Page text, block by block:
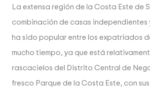
La extensa región de la Costa Este de
combinación de casas independientes
ha sido popular entre los expatriados
mucho tiempo, ya que está
rascacielos del Distrito Central de
fresco Parque de la Costa Este, con